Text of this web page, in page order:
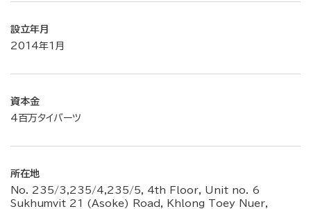
設立年月
2014年1月
資本金
4百万タイバーツ
所在地
No. 235/3,235/4,235/5, 4th Floor, Unit no. 6
Sukhumvit 21 (Asoke) Road, Khlong Toey Nuer,